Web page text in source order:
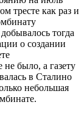
тресте как раз и
тогда
о создании
не было, а газету
в Сталино
небольшая